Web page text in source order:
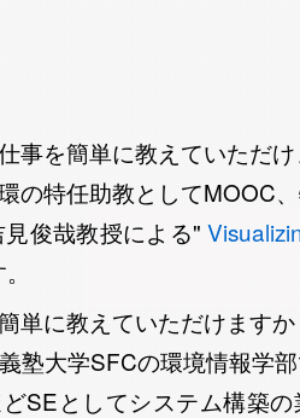
事を簡単に教えていただ
の特任助教としてMOOC
俊哉教授による"
単に教えていただけます
塾大学SFCの環境情報学
SEとしてシステム構築